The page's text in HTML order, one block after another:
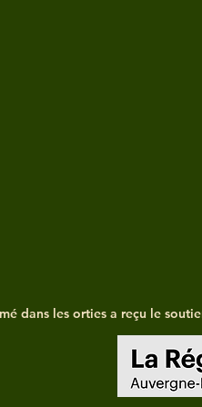
dans les orties a reçu le